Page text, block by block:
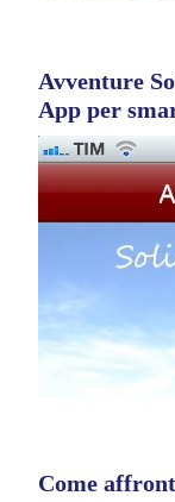
Avventure
App per
Come